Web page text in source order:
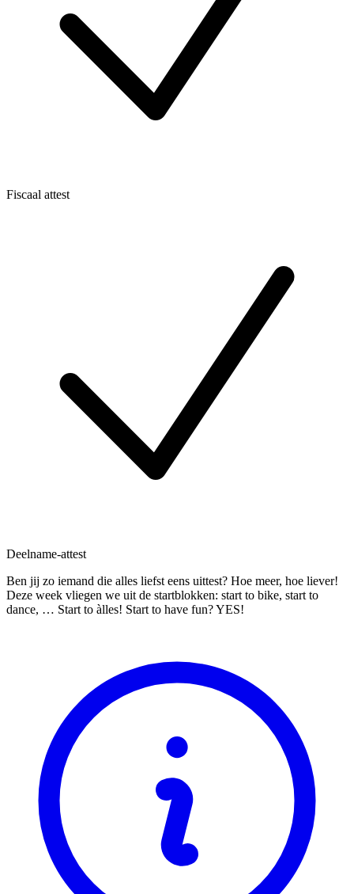
Fiscaal attest
Deelname-attest
Ben jij zo iemand die alles liefst eens uittest? Hoe meer, hoe liever!
Deze week vliegen we uit de startblokken: start to bike, start to
dance, … Start to àlles! Start to have fun? YES!